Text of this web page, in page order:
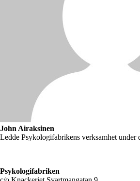
John Airaksinen
Ledde Psykologifabrikens verksamhet under
Psykologifabriken